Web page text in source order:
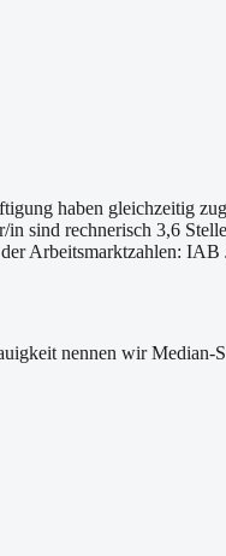
haben gleichzeitig
sind rechnerisch 3,6
Arbeitsmarktzahlen: IAB
nennen wir Median-